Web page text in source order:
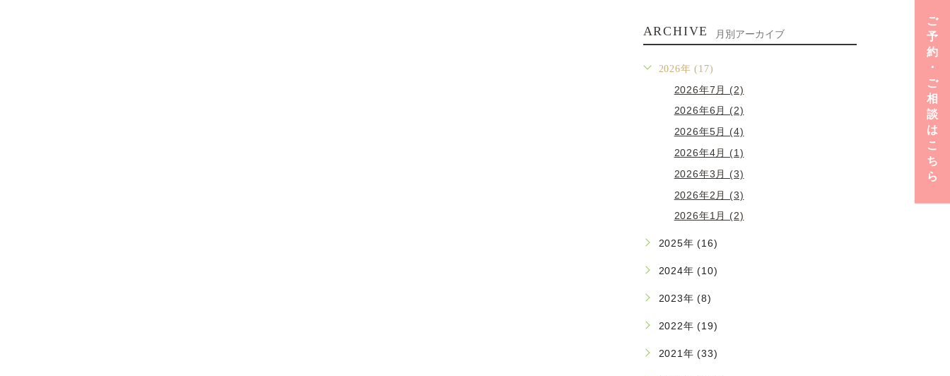
ご
予
約
･
ご
相
談
は
こ
ち
ら
ARCHIVE 月別アーカイブ
2026年 (17)
2026年7月 (2)
2026年6月 (2)
2026年5月 (4)
2026年4月 (1)
2026年3月 (3)
2026年2月 (3)
2026年1月 (2)
2025年 (16)
2024年 (10)
2023年 (8)
2022年 (19)
2021年 (33)